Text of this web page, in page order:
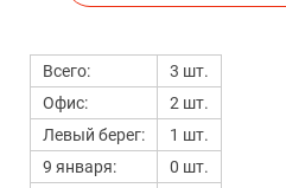
Всего:
3 шт.
Офис:
2 шт.
Левый берег:
1 шт.
9 января:
0 шт.